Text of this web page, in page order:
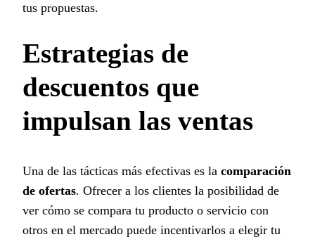
tus propuestas.
Estrategias de
descuentos que
impulsan las ventas
Una de las tácticas más efectivas es la comparación
de ofertas. Ofrecer a los clientes la posibilidad de
ver cómo se compara tu producto o servicio con
otros en el mercado puede incentivarlos a elegir tu